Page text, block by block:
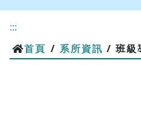
:::
首頁 / 系所資訊 / 班級